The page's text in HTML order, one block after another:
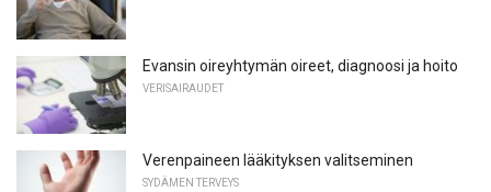
Evansin oireyhtymän oireet, diagnoosi ja hoito
VERISAIRAUDET
Verenpaineen lääkityksen valitseminen
SYDÄMEN TERVEYS